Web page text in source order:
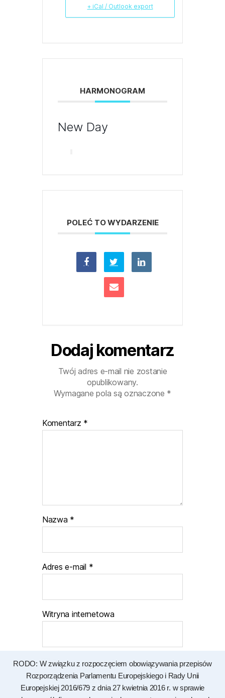
RODO: W związku z rozpoczęciem obowiązywania przepisów
Rozporządzenia Parlamentu Europejskiego i Rady Unii
Europejskiej 2016/679 z dnia 27 kwietnia 2016 r. w sprawie
+ iCal / Outlook export
HARMONOGRAM
New Day
POLEĆ TO WYDARZENIE
Dodaj komentarz
Twój adres e-mail nie zostanie
opublikowany.
Wymagane pola są oznaczone *
Komentarz *
Nazwa *
Adres e-mail *
Witryna internetowa
Zapamiętaj moje dane w tej
przeglądarce podczas pisania
kolejnych komentarzy.